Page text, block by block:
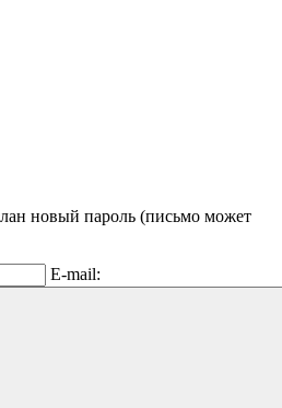
новый пароль (письмо может
E-mail: